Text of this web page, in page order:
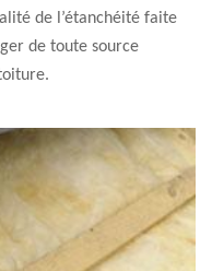
de l’étanchéité faite
de toute source